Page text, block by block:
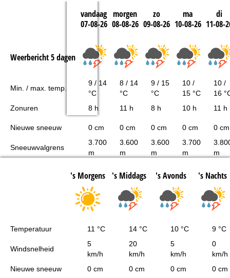
vandaag
07-08-26
morgen
08-08-26
zo
09-08-26
ma
10-08-26
di
11-08-
Weerbericht 5 dagen
Min. / max. temp.
9 / 14
°C
8 / 14
°C
9 / 15
°C
10 /
15 °C
10 /
16
Zonuren
8 h 11 h 8 h 10 h 11 h
Nieuwe sneeuw 0 cm 0 cm 0 cm 0 cm 0 cm
Sneeuwvalgrens
3.700
m
3.600
m
3.600
m
3.700
m
m
's Morgens 's Middags 's Avonds 's Nachts
Temperatuur 11 °C 14 °C 10 °C 9 °C
Windsnelheid
5
km/h
20
km/h
5
km/h
0
km/h
Nieuwe sneeuw
0 cm 0 cm 0 cm 0 cm